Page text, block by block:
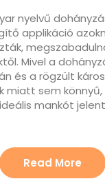
nyelvű
applikáció
Mivel a
és a rögzült káros
miatt sem könnyű,
mankót
Read More